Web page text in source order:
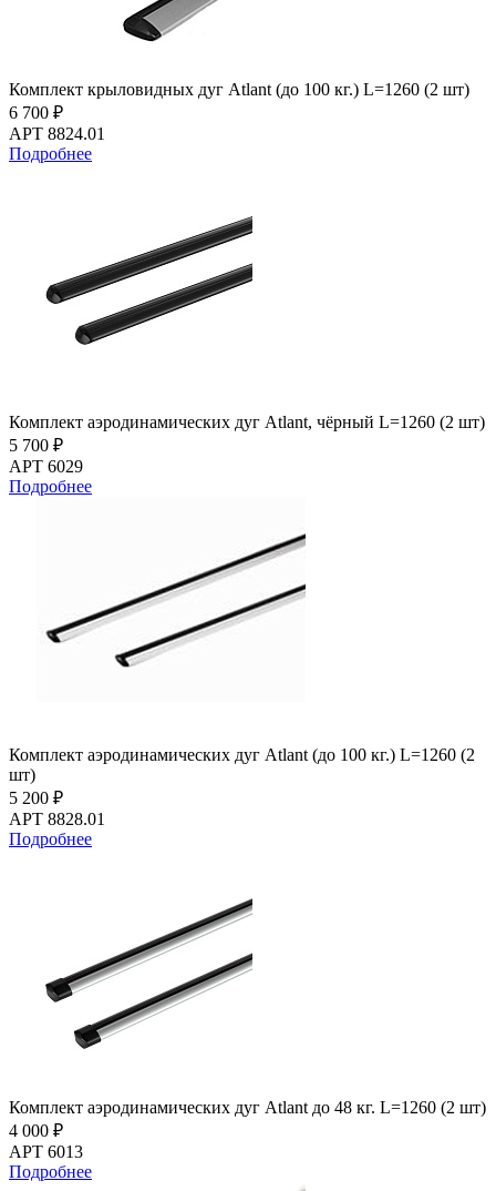
Комплект крыловидных дуг Atlant (до 100 кг.) L=1260 (2 шт)
6 700 ₽
АРТ 8824.01
Подробнее
Комплект аэродинамических дуг Atlant, чёрный L=1260 (2 шт)
5 700 ₽
АРТ 6029
Подробнее
Комплект аэродинамических дуг Atlant (до 100 кг.) L=1260 (2
шт)
5 200 ₽
АРТ 8828.01
Подробнее
Комплект аэродинамических дуг Atlant до 48 кг. L=1260 (2 шт)
4 000 ₽
АРТ 6013
Подробнее